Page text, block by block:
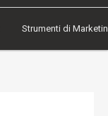
Strumenti di